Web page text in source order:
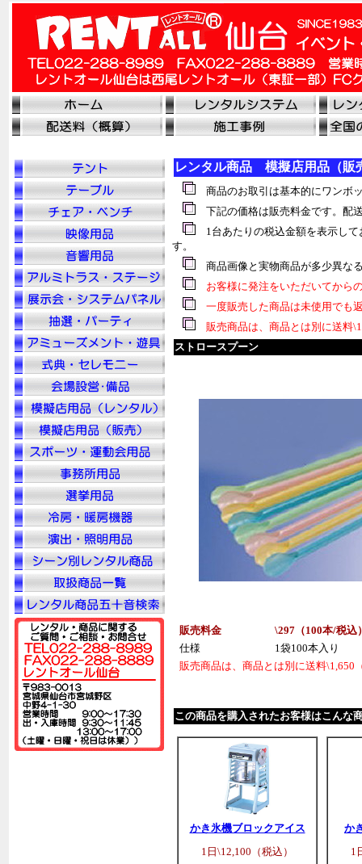
レンタル商品 模擬店用品（販
商品のお取引は基本的にワンボ
下記の価格は販売料金です。配
1台あたりの税込金額を表示して
す。
商品画像と実物商品が多少異な
お客様に発注をいただいてから
一度販売した商品は未使用でも
販売商品は、商品とは別に送料
ストロースプーン
販売料金 \297（100本/税込
仕様
1袋100本入り
販売商品は、商品とは別に送料\1,650
この商品を購入されたお客様はこんな
かき氷機ブロックアイス
1日\12,100（税込）
か
1